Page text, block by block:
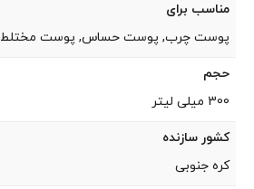
مناسب برای
پوست چرب, پوست حساس, پوست مختلط
حجم
300 میلی لیتر
کشور سازنده
کره جنوبی